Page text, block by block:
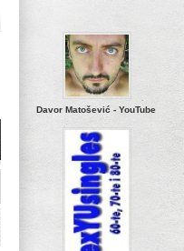
Davor Matošević - YouTube